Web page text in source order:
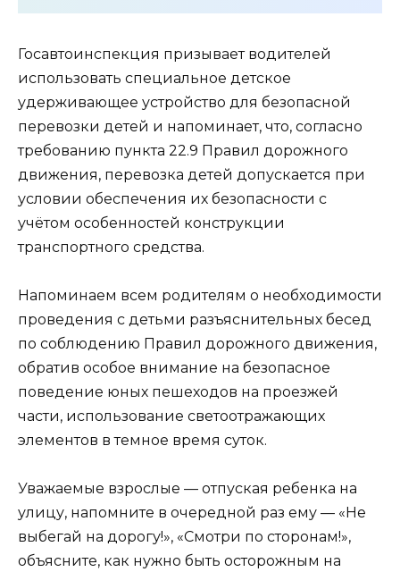
Госавтоинспекция призывает водителей
использовать специальное детское
удерживающее устройство для безопасной
перевозки детей и напоминает, что, согласно
требованию пункта 22.9 Правил дорожного
движения, перевозка детей допускается при
условии обеспечения их безопасности с
учётом особенностей конструкции
транспортного средства.
Напоминаем всем родителям о необходимости
проведения с детьми разъяснительных бесед
по соблюдению Правил дорожного движения,
обратив особое внимание на безопасное
поведение юных пешеходов на проезжей
части, использование светоотражающих
элементов в темное время суток.
Уважаемые взрослые — отпуская ребенка на
улицу, напомните в очередной раз ему — «Не
выбегай на дорогу!», «Смотри по сторонам!»,
объясните, как нужно быть осторожным на